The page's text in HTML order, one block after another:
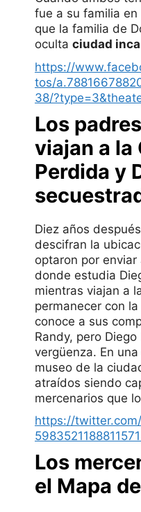
fue a su familia
que la familia de
oculta ciudad
https://
tos/
38/
Los
viajan a la
Perdida y
Diez años
descifran la
optaron por enviar
donde estudia
mientras viajan a
permanecer con
conoce a sus
Randy, pero
vergüenza. En
museo de la
atraídos siendo
mercenarios que
https://
Los
el Mapa